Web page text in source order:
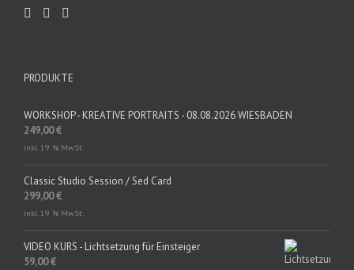
PRODUKTE
WORKSHOP - KREATIVE PORTRAITS - 08.08.2026 WIESBADEN
249,00€
inkl. 19 % MwSt.
Classic Studio Session / Sed Card
299,00€
inkl. 19 % MwSt.
VIDEO KURS - Lichtsetzung für Einsteiger
59,00€